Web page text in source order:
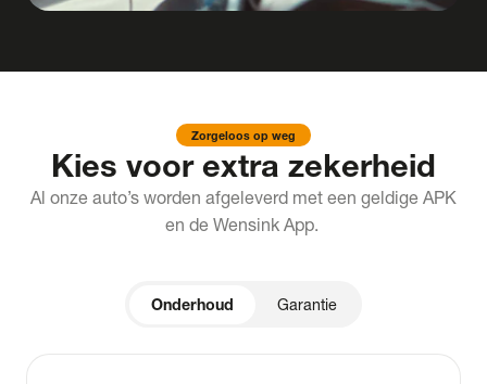
Zorgeloos op weg
Kies voor extra zekerheid
Al onze auto’s worden afgeleverd met een geldige APK
en de Wensink App.
Onderhoud Garantie